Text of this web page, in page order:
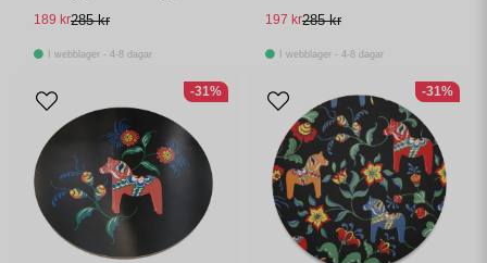
285 kr
189 kr
I webblager - 4-8 dagar
285 kr
197 kr
I webblager - 4-8 dagar
-31% -31%